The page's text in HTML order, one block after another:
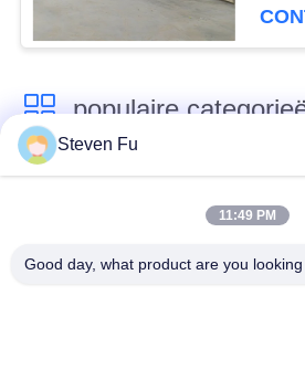
van
populaire
stalen structuur
De
de bouw van de
De
Steven Fu
11:49 PM
Good day, what product are you